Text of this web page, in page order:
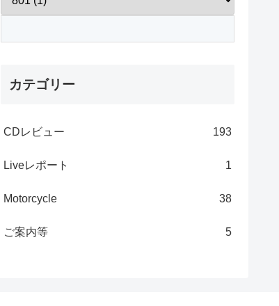
カテゴリー
CDレビュー 193
Liveレポート 1
Motorcycle 38
ご案内等 5